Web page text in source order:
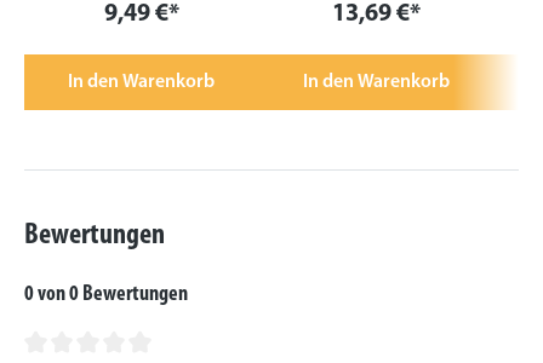
9,49 €*
In den Warenkorb
13,69 €*
In den Warenkorb
Bewertungen
0 von 0 Bewertungen